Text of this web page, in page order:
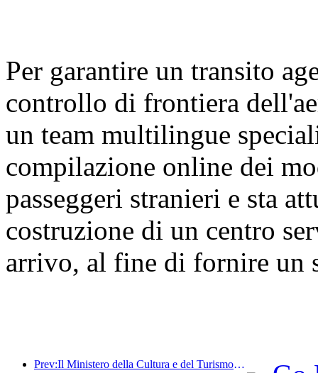
Per garantire un transito
controllo di frontiera
un team multilingue
compilazione online dei
passeggeri stranieri e sta
costruzione di un centro
arrivo, al fine di fornire un
Prev:Il Ministero della Cultura e del Turismo ha riferito che nel 2025, 16.994 siti turistici di livello A hanno accolto 7,51 miliardi di visitatori, generando un fatturato turistico di 554,49 miliardi di yuan.